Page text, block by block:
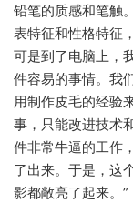
铅笔的质感和笔触
表特征和性格特征
可是到了电脑上，
件容易的事情。我
用制作皮毛的经验
事，只能改进技术
件非常牛逼的工作
了出来。于是，这
影都敞亮了起来。”